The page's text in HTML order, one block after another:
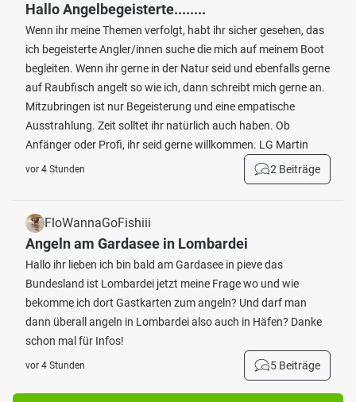
Hallo Angelbegeisterte........
Wenn ihr meine Themen verfolgt, habt ihr sicher gesehen, das
ich begeisterte Angler/innen suche die mich auf meinem Boot
begleiten. Wenn ihr gerne in der Natur seid und ebenfalls gerne
auf Raubfisch angelt so wie ich, dann schreibt mich gerne an.
Mitzubringen ist nur Begeisterung und eine empatische
Ausstrahlung. Zeit solltet ihr natürlich auch haben. Ob
Anfänger oder Profi, ihr seid gerne willkommen. LG Martin
vor 4 Stunden 2 Beiträge
FloWannaGoFishiii
Angeln am Gardasee in Lombardei
Hallo ihr lieben ich bin bald am Gardasee in pieve das
Bundesland ist Lombardei jetzt meine Frage wo und wie
bekomme ich dort Gastkarten zum angeln? Und darf man
dann überall angeln in Lombardei also auch in Häfen? Danke
schon mal für Infos!
vor 4 Stunden 5 Beiträge